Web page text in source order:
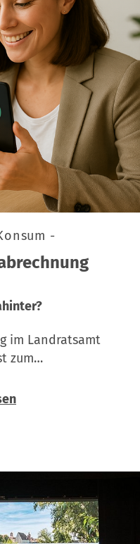
-
im Landratsamt
zum…